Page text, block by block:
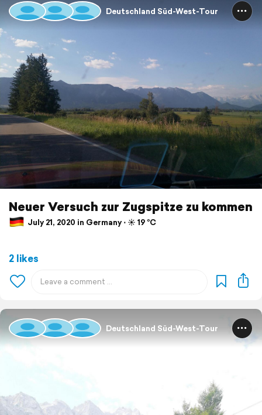
Deutschland Süd-West-Tour
Neuer Versuch zur Zugspitze zu kommen
July 21, 2020 in Germany ⋅ ☀️ 19 °C
2 likes
Deutschland Süd-West-Tour